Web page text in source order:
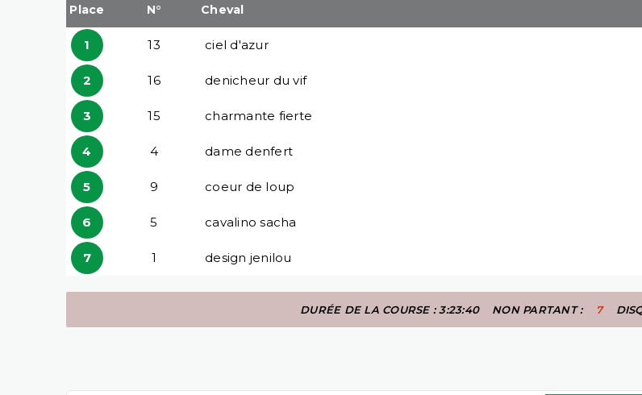
Place N° Cheval
1 13 ciel d'azur
2 16 denicheur du vif
3 15 charmante fierte
4 4 dame denfert
5 9 coeur de loup
6 5 cavalino sacha
7 1 design jenilou
DURÉE DE LA COURSE : 3:23:40 NON PARTANT : 7